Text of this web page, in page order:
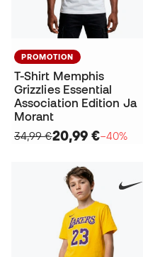
PROMOTION
T-Shirt Memphis
Grizzlies Essential
Association Edition Ja
Morant
34,99 €20,99 €−40%